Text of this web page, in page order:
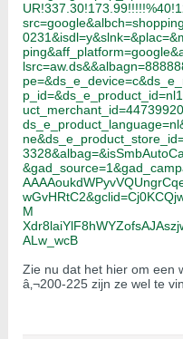
M
ALw_wcB
Zie nu dat het hier om een
â‚¬200-225 zijn ze wel te